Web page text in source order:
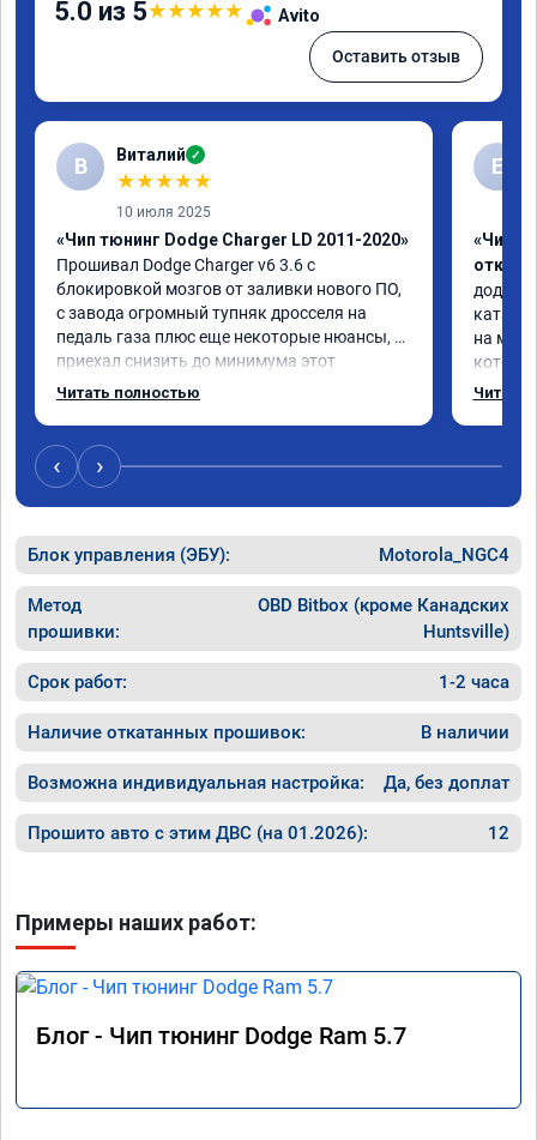
5.0 из 5★★★★★ Avito
Оставить отзыв
В Виталий ✓
★★★★★
10 июля 2025
«Чип тюнинг Dodge Charger LD 2011-2020»
Прошивал Dodge Charger v6 3.6 с
блокировкой мозгов от заливки нового ПО,
с завода огромный тупняк дросселя на
педаль газа плюс еще некоторые нюансы,
приехал снизить до минимума этот
недостаток.
примерно 200км, по началу не было почти
никаких изменений, при полном открытии
дросселя и не было нормального отклика
в Москве установилась жара 35+ градусов,
температура на впуске в пробках убежала
за 60, с постоянно включенным климатом,
он наконец-то поехал, как должен, легко
прыгает в соседний ряд без задержки
дросселя, нажал-поехал. Теперь меня
полностью устраивает проделанная работа.
прошивке с гарантией.
Читать полностью
Е
«Чип
додж
на
хотя
Читать
‹ ›
Блок управления (ЭБУ): Motorola_NGC4
Метод
прошивки:
OBD Bitbox (кроме Канадских
Huntsville)
Срок работ: 1-2 часа
Наличие откатанных прошивок: В наличии
Возможна индивидуальная настройка: Да, без доплат
Прошито авто с этим ДВС (на 01.2026): 12
Примеры наших работ:
Блог - Чип тюнинг Dodge Ram 5.7